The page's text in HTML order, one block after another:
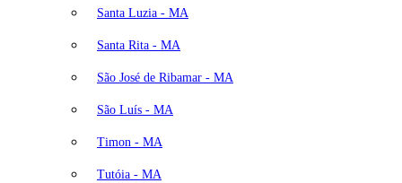
Santa Luzia - MA
Santa Rita - MA
São José de Ribamar - MA
São Luís - MA
Timon - MA
Tutóia - MA